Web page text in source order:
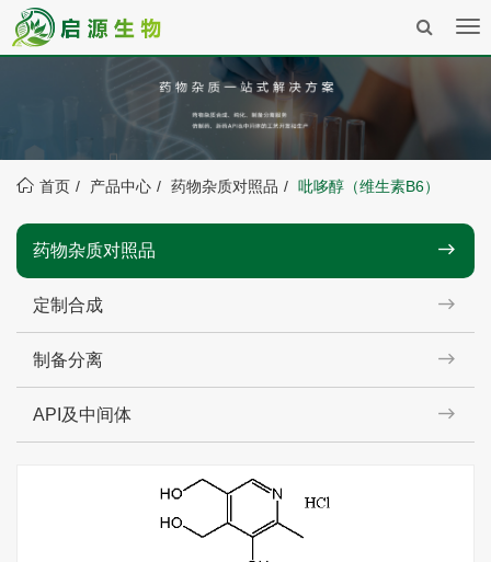
首页 产品中心 药物杂质对照品 吡哆醇（维生素B6）
药物杂质对照品
定制合成
制备分离
API及中间体